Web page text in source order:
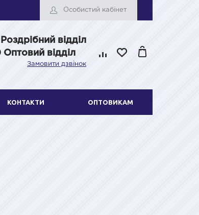
Особистий кабінет
Роздрібний відділ
відділ
Замовити дзвінок
КОНТАКТИ ОПТОВИКАМ